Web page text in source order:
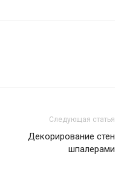
Следующая статья
Декорирование стен
шпалерами